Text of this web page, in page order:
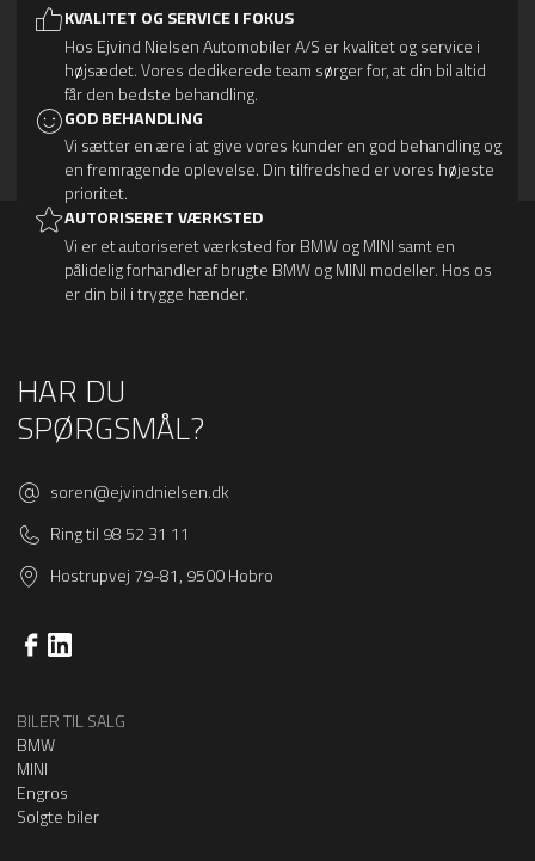
KVALITET OG SERVICE I FOKUS
Hos Ejvind Nielsen Automobiler A/S er kvalitet og service i
højsædet. Vores dedikerede team sørger for, at din bil altid
får den bedste behandling.
GOD BEHANDLING
Vi sætter en ære i at give vores kunder en god behandling og
en fremragende oplevelse. Din tilfredshed er vores højeste
prioritet.
AUTORISERET VÆRKSTED
Vi er et autoriseret værksted for BMW og MINI samt en
pålidelig forhandler af brugte BMW og MINI modeller. Hos os
er din bil i trygge hænder.
HAR DU
SPØRGSMÅL?
soren@ejvindnielsen.dk
Ring til 98 52 31 11
Hostrupvej 79-81, 9500 Hobro
BILER TIL SALG
BMW
MINI
Engros
Solgte biler